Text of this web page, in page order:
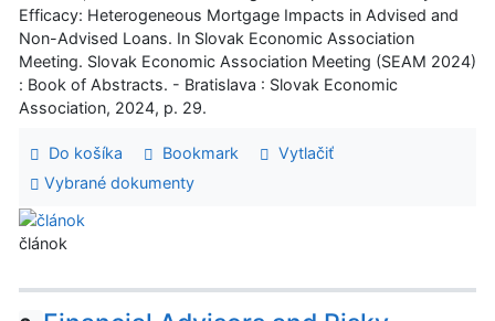
Efficacy: Heterogeneous Mortgage Impacts in Advised and
Non-Advised Loans. In Slovak Economic Association
Meeting. Slovak Economic Association Meeting (SEAM 2024)
: Book of Abstracts. - Bratislava : Slovak Economic
Association, 2024, p. 29.
Do košíka Bookmark
Vytlačiť
Vybrané dokumenty
článok